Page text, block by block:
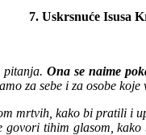
7. Uskrsnuće Isusa
pitanja.Ona se naime
za sebe i za osobe
mrtvih, kako bi pratili i
tihim glasom,